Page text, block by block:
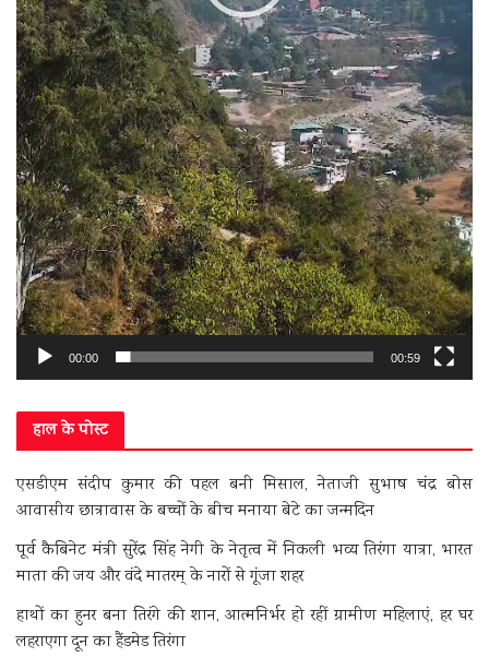
00:00 00:59
हाल के पोस्ट
एसडीएम संदीप कुमार की पहल बनी मिसाल, नेताजी सुभाष चंद्र बोस
आवासीय छात्रावास के बच्चों के बीच मनाया बेटे का जन्मदिन
पूर्व कैबिनेट मंत्री सुरेंद्र सिंह नेगी के नेतृत्व में निकली भव्य तिरंगा यात्रा, भारत
माता की जय और वंदे मातरम् के नारों से गूंजा शहर
हाथों का हुनर बना तिरंगे की शान, आत्मनिर्भर हो रहीं ग्रामीण महिलाएं, हर घर
लहराएगा दून का हैंडमेड तिरंगा